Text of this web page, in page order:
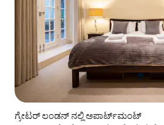
ಗ್ರೇಟರ್ ಲಂಡನ್ ನಲ್ಲಿ ಅಪಾರ್ಟ್‌ಮಂಟ್